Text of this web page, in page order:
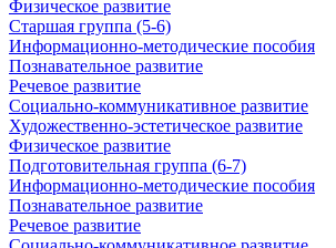
Физическое развитие
Старшая группа (5-6)
Информационно-методические пособия
Познавательное развитие
Речевое развитие
Социально-коммуникативное развитие
Художественно-эстетическое развитие
Физическое развитие
Подготовительная группа (6-7)
Информационно-методические пособия
Познавательное развитие
Речевое развитие